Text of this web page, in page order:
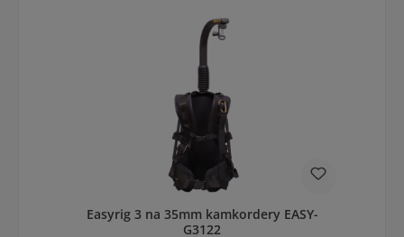
Easyrig 3 na 35mm kamkordery EASY-
G3122